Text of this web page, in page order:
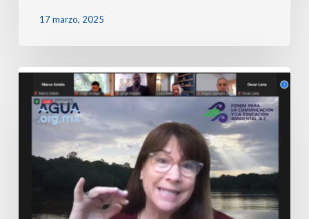
17 marzo, 2025
La
sombra
del
estiaje,
realidades
sequía